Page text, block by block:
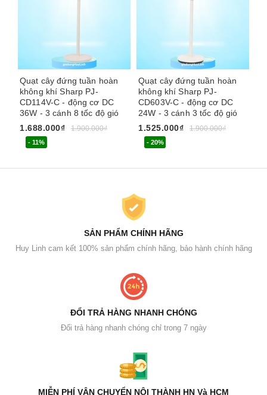
Quạt cây đứng tuần hoàn
không khí Sharp PJ-
CD114V-C - động cơ DC
36W - 3 cánh 8 tốc độ gió
1.688.000₫
1.900.000₫
- 11%
Quạt cây đứng tuần hoàn
không khí Sharp PJ-
CD603V-C - động cơ DC
24W - 3 cánh 3 tốc độ gió
1.525.000₫
1.900.000₫
- 20%
SẢN PHẨM CHÍNH HÃNG
Huy Linh cam kết 100% sản phẩm chính hãng, bảo hành chính hãng
ĐỔI TRẢ HÀNG NHANH CHÓNG
Đổi trả hàng nhanh chóng chỉ trong 7 ngày
MIỄN PHÍ VẬN CHUYỂN NỘI THÀNH HN Và HCM